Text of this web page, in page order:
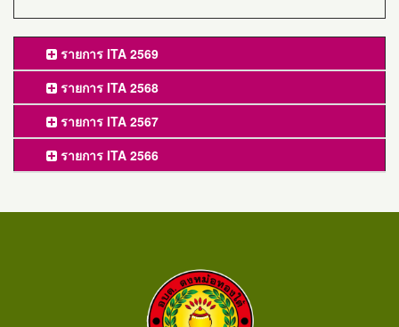
รายการ ITA 2569
รายการ ITA 2568
รายการ ITA 2567
รายการ ITA 2566